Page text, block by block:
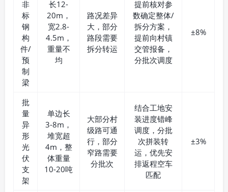
非
标
钢
构
件/
预
制
梁
长12-
20m，
宽2.8-
4.5m，
重量不
均
路况差异
大，部分
路段需要
拆分转运
提前核对参
数确定整体/
拆分方案，
提前向村镇
交管报备，
分批次调度
±8%
批
量
异
形
光
伏
支
架
单边长
3-8m，
堆宽超
4m，整
体重量
10-20吨
大部分村
级路可通
行，部分
窄路需要
分批次
结合工地安
装进度错峰
调度，分批
次拼装转
运，优先安
排返程空车
匹配
±3%